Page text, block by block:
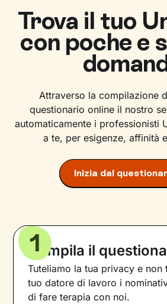
Trova il tuo
con poche e
Attraverso la compilazione
questionario online il nostro
automaticamente i professionisti
a te, per esigenze, affinità
Inizia dal
Compila il
Tuteliamo la tua privacy e non
tuo datore di lavoro i
di fare terapia con noi.
1